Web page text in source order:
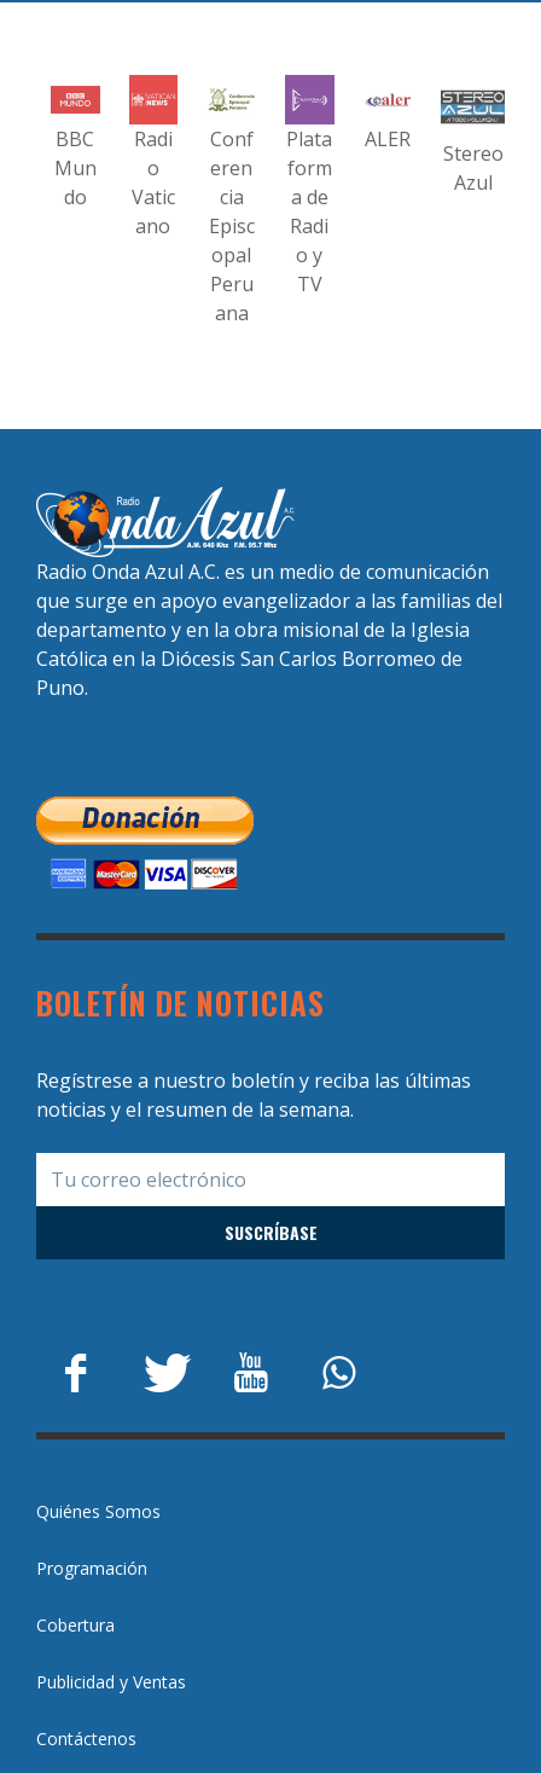
BBC
Mun
do
Radi
o
Vatic
ano
Conf
eren
cia
Episc
opal
Peru
ana
Plata
form
a de
Radi
o y
TV
ALER
Stereo
Azul
Radio Onda Azul A.C. es un medio de comunicación
que surge en apoyo evangelizador a las familias del
departamento y en la obra misional de la Iglesia
Católica en la Diócesis San Carlos Borromeo de
Puno.
BOLETÍN DE NOTICIAS
Regístrese a nuestro boletín y reciba las últimas
noticias y el resumen de la semana.
Quiénes Somos
Programación
Cobertura
Publicidad y Ventas
Contáctenos